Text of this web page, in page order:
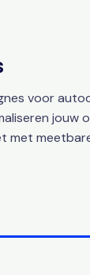
voor
jouw
met